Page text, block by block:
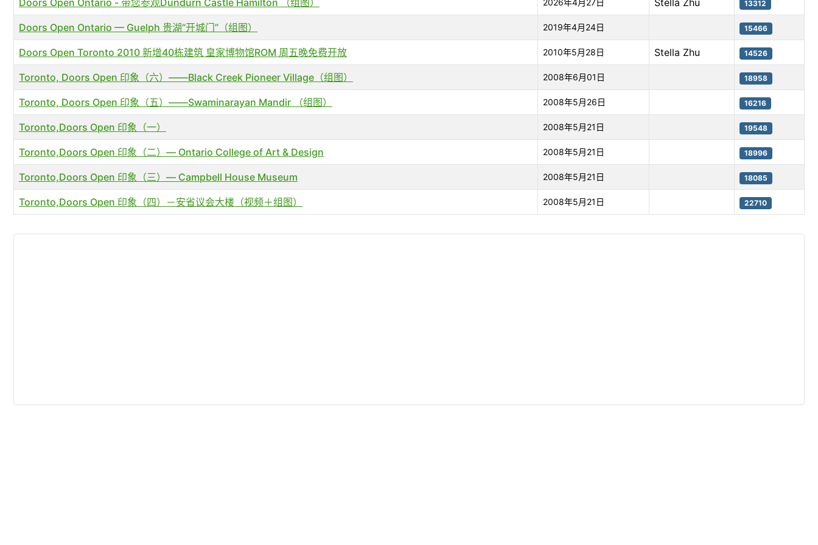
2026年4月27日 13312
Doors Open Ontario — Guelph 贵湖“开城门”（组图） 2019年4月24日 15466
Doors Open Toronto 2010 新增40栋建筑 皇家博物馆ROM 周五晚免费开放 2010年5月28日 Stella Zhu 14526
Toronto, Doors Open 印象（六）——Black Creek Pioneer Village（组图） 2008年6月01日 18958
Toronto, Doors Open 印象（五）——Swaminarayan Mandir （组图） 2008年5月26日 16216
Toronto,Doors Open 印象（一） 2008年5月21日 19548
Toronto,Doors Open 印象（二）— Ontario College of Art & Design 2008年5月21日 18996
Toronto,Doors Open 印象（三）— Campbell House Museum 2008年5月21日 18085
Toronto,Doors Open 印象（四）－安省议会大楼（视频＋组图） 2008年5月21日 22710